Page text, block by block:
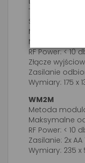
THD: <1%
S/N Ratio: >105dB
Możliwość
Maksymalne
RF Power: < 10
Złącze
Zasilanie
Wymiary: 175 x
WM2M
Metoda
Maksymalne
RF Power: < 10
Zasilanie: 2x AA
Wymiary: 235